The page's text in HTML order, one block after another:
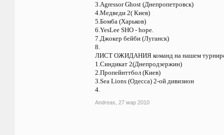
3.Agressor Ghost (Днепропетровск)
4.Медведи 2( Киев)
5.Бомба (Харьков)
6.YesLee SHO - hope.
7.Джокер бейби (Луганск)
8.
ЛИСТ ОЖИДАНИЯ команд на нашем
1.Синдикат 2(Днепродзержин)
2.Пропейнттбол (Киев)
3.Sea Lions (Одесса) 2-ой дивизион
4.
Andreas 27 мар 2010